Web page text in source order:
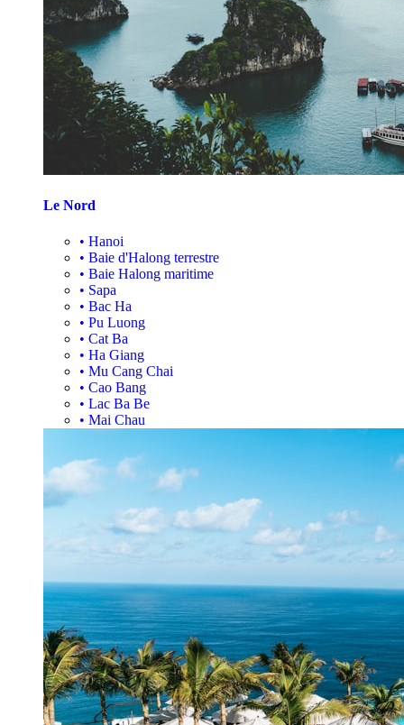
Le Nord
• Hanoi
• Baie d'Halong terrestre
• Baie Halong maritime
• Sapa
• Bac Ha
• Pu Luong
• Cat Ba
• Ha Giang
• Mu Cang Chai
• Cao Bang
• Lac Ba Be
• Mai Chau